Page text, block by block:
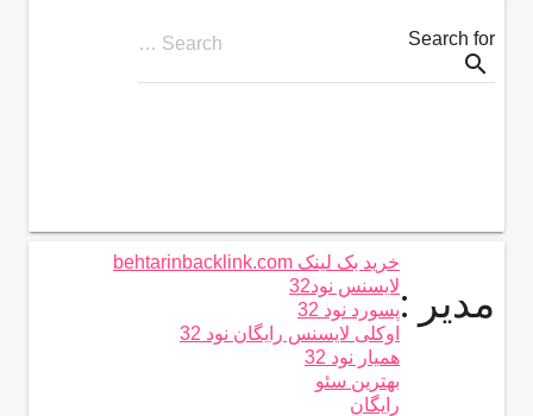
Search for
Search …
search
مدیر :
خرید بک لینک behtarinbacklink.com
لایسنس نود32
پسورد نود 32
اوکلی لایسنس رایگان نود 32
همیار نود 32
بهترین سئو
رایگان